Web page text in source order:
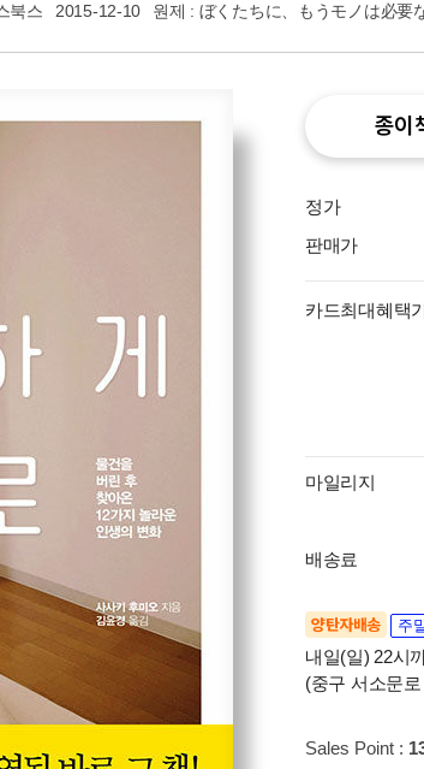
북스 2015-12-10 원제 : ぼくたちに、もうモノは必要
종이
정가
판매가
카드최대혜택
마일리지
배송료
양탄자배송 주
내일(일) 22시
(중구 서소문
Sales Point :